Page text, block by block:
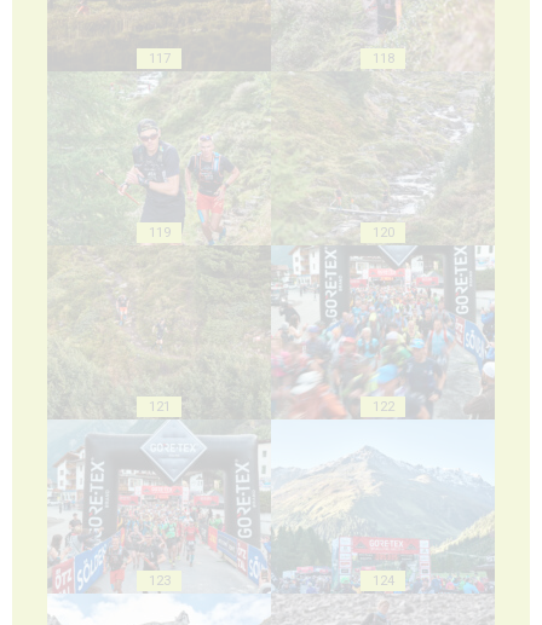
117 118
119 120
121 122
123 124